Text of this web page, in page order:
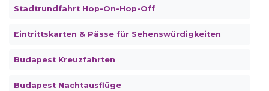
Stadtrundfahrt Hop-On-Hop-Off
Eintrittskarten & Pässe für Sehenswürdigkeiten
Budapest Kreuzfahrten
Budapest Nachtausflüge